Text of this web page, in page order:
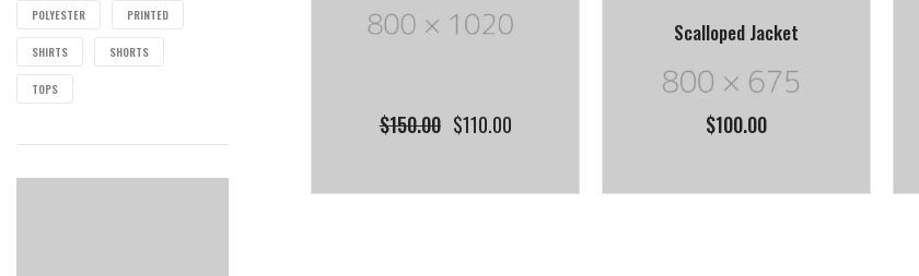
$150.00 $110.00
Scalloped Jacket
$100.00
POLYESTER PRINTED
SHIRTS SHORTS
TOPS